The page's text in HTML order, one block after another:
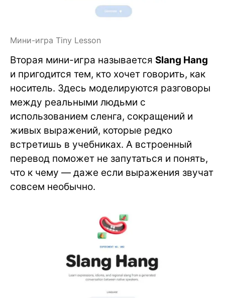
Мини-игра Tiny Lesson
Вторая мини-игра называется Slang Hang
и пригодится тем, кто хочет говорить, как
носитель. Здесь моделируются разговоры
между реальными людьми с
использованием сленга, сокращений и
живых выражений, которые редко
встретишь в учебниках. А встроенный
перевод поможет не запутаться и понять,
что к чему — даже если выражения звучат
совсем необычно.